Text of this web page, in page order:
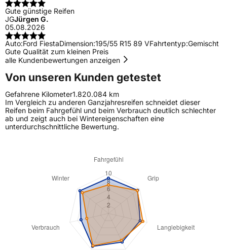
Gute günstige Reifen
JGJürgen G.
05.08.2026
Auto:Ford FiestaDimension:195/55 R15 89 VFahrtentyp:Gemischt
Gute Qualität zum kleinen Preis
alle Kundenbewertungen anzeigen
Von unseren Kunden getestet
Gefahrene Kilometer1.820.084 km
Im Vergleich zu anderen Ganzjahresreifen schneidet dieser
Reifen beim Fahrgefühl und beim Verbrauch deutlich schlechter
ab und zeigt auch bei Wintereigenschaften eine
unterdurchschnittliche Bewertung.